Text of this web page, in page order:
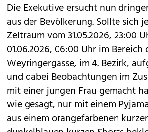
Die Exekutive ersucht nun
aus der Bevölkerung. Sollte sich
Zeitraum vom 31.05.2026, 23:00
01.06.2026, 06:00 Uhr im Bereich
Weyringergasse, im 4. Bezirk,
und dabei Beobachtungen im
mit einer jungen Frau gemacht
wie gesagt, nur mit einem
aus einem orangefarbenen